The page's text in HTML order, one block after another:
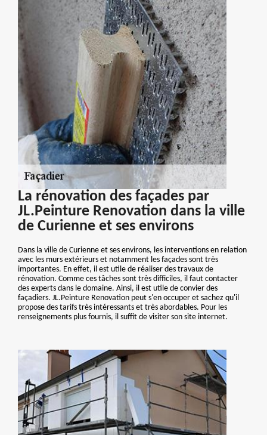
La rénovation des façades par
JL.Peinture Renovation dans la ville
de Curienne et ses environs
Dans la ville de Curienne et ses environs, les interventions en relation
avec les murs extérieurs et notamment les façades sont très
importantes. En effet, il est utile de réaliser des travaux de
rénovation. Comme ces tâches sont très difficiles, il faut contacter
des experts dans le domaine. Ainsi, il est utile de convier des
façadiers. JL.Peinture Renovation peut s'en occuper et sachez qu'il
propose des tarifs très intéressants et très abordables. Pour les
renseignements plus fournis, il suffit de visiter son site internet.